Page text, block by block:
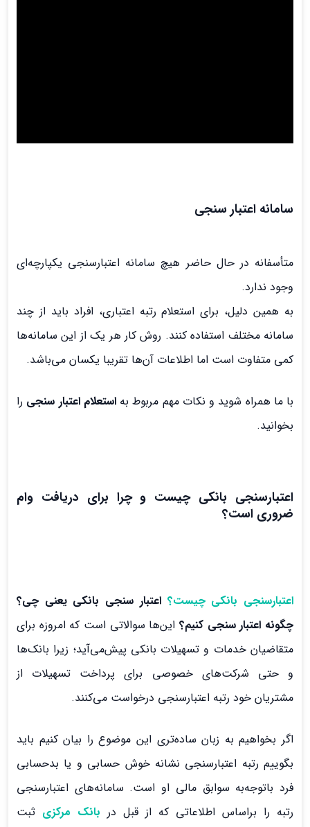
سامانه اعتبار سنجی
متأسفانه در حال حاضر هیچ سامانه اعتبارسنجی یکپارچه‌ای
وجود ندارد.
به همین دلیل، برای استعلام رتبه اعتباری، افراد باید از چند
سامانه مختلف استفاده کنند. روش کار هر یک از این سامانه‌ها
کمی متفاوت است اما اطلاعات آن‌ها تقریبا یکسان می‌باشد.
با ما همراه شوید و نکات مهم مربوط بهاستعلام اعتبار سنجی را
بخوانید.
اعتبارسنجی بانکی چیست و چرا برای دریافت وام
ضروری است؟
اعتبارسنجی بانکی چیست؟اعتبار سنجی بانکی یعنی چی؟
چگونه اعتبار سنجی کنیم؟ این‌ها سوالاتی است که امروزه برای
متقاضیان خدمات و تسهیلات بانکی پیش‌می‌آید؛ زیرا بانک‌ها
و حتی شرکت‌های خصوصی برای پرداخت تسهیلات از
مشتریان خود رتبه اعتبارسنجی درخواست می‌کنند.
اگر بخواهیم به زبان ساده‌تری این موضوع را بیان کنیم باید
بگوییم رتبه اعتبارسنجی نشانه خوش حسابی و یا بدحسابی
فرد باتوجه‌به سوابق مالی او است. سامانه‌های اعتبارسنجی
رتبه را براساس اطلاعاتی که از قبل در بانک مرکزی ثبت